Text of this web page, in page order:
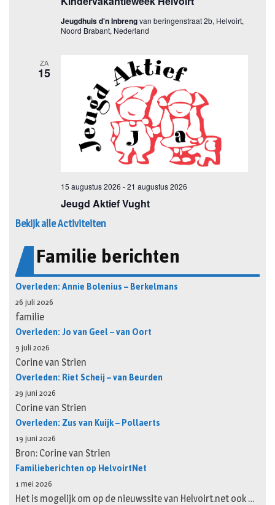
Bekijk alle Activiteiten
Familie berichten
Overleden: Annie Bolenius – Berkelmans
26 juli 2026
familie
Overleden: Jo van Geel – van Oort
9 juli 2026
Corine van Strien
Overleden: Riet Scheij – van Beurden
29 juni 2026
Corine van Strien
Overleden: Zus van Kuijk – Pollaerts
19 juni 2026
Bron: Corine van Strien
Familieberichten op HelvoirtNet
1 mei 2026
Het is mogelijk om op de nieuwssite van Helvoirt.net ook …